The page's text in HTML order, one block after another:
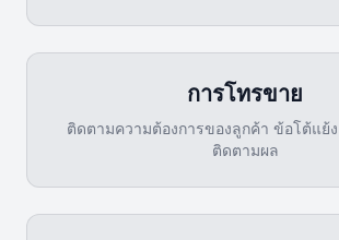
การโทรขาย
ติดตามความต้องการของลูกค้า ข้อโต้แย้
ติดตามผล